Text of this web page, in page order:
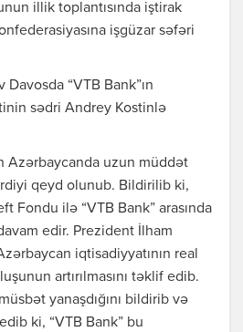
illik toplantısında iştirak
işgüzar səfəri
“VTB Bank”ın
sədri Andrey Kostinlə
Azərbaycanda uzun müddət
qeyd olunub. Bildirilib ki,
Fondu ilə “VTB Bank” arasında
edir. Prezident İlham
iqtisadiyyatının real
artırılmasını təklif edib.
yanaşdığını bildirib və
ki, “VTB Bank” bu